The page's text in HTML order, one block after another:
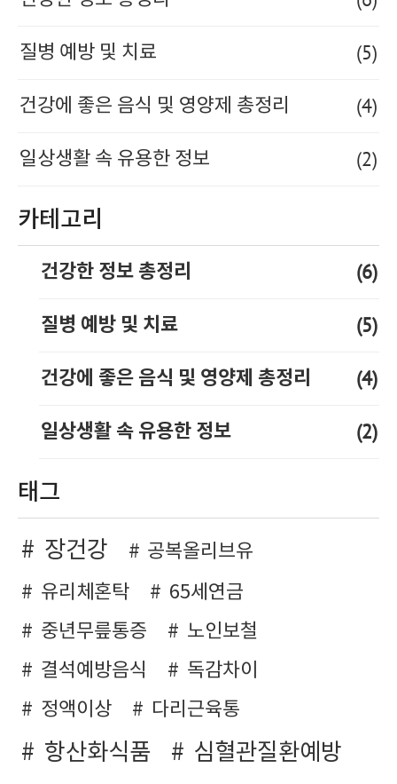
질병 예방 및 치료 (5)
건강에 좋은 음식 및 영양제 총정리 (4)
일상생활 속 유용한 정보 (2)
카테고리
건강한 정보 총정리 (6)
질병 예방 및 치료 (5)
건강에 좋은 음식 및 영양제 총정리 (4)
일상생활 속 유용한 정보 (2)
태그
장건강
공복올리브유
유리체혼탁
65세연금
중년무릎통증
노인보철
결석예방음식
독감차이
정액이상
다리근육통
항산화식품
심혈관질환예방